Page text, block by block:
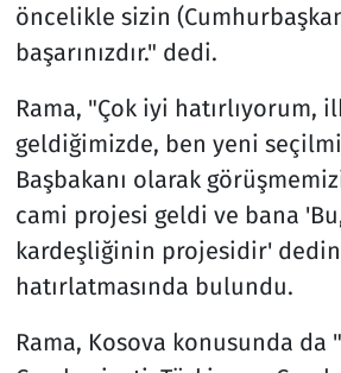
öncelikle sizin
başarınızdır." dedi.
Rama, "Çok iyi hatırlıyorum,
geldiğimizde, ben yeni
Başbakanı olarak
cami projesi geldi ve bana
kardeşliğinin projesidir'
hatırlatmasında bulundu.
Rama, Kosova konusunda da